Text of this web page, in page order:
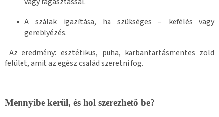
A szálak igazítása, ha szükséges – kefélés vagy
gereblyézés.
Az eredmény: esztétikus, puha, karbantartásmentes zöld
felület, amit az egész család szeretni fog.
Mennyibe kerül, és hol szerezhető be?